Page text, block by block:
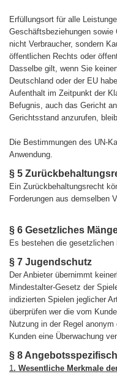
Erfüllungsort für alle
Geschäftsbeziehungen
nicht Verbraucher, sondern
öffentlichen Rechts oder
Dasselbe gilt, wenn Sie
Deutschland oder der EU
Aufenthalt im Zeitpunkt der
Befugnis, auch das Gericht
Gerichtsstand anzurufen,
Die Bestimmungen des UN-
Anwendung.
§ 5
Ein Zurückbehaltungsrecht
Forderungen aus demselben
§ 6 Gesetzliches
Es bestehen die gesetzlichen
§ 7 Jugendschutz
Der Anbieter übernimmt
Mindestalter-Gesetz der
indizierten Spielen jeglicher
überprüfen wer die vom
Nutzung in der Regel
Kunden eine Überwachung
§ 8
1. Wesentliche Merkmale